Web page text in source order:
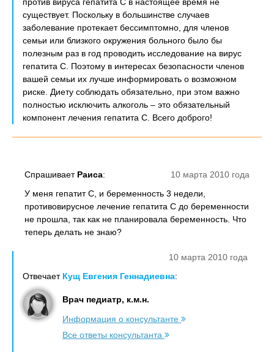
существует. Поскольку в большинстве случаев
заболевание протекает бессимптомно, для членов
семьи или близкого окружения больного было бы
полезным раз в год проводить исследование на вирус
гепатита С. Поэтому в интересах безопасности членов
вашей семьи их лучше информировать о возможном
риске. Диету соблюдать обязательно, при этом важно
полностью исключить алкоголь – это обязательный
компонент лечения гепатита С. Всего доброго!
10 марта 2010 года
Спрашивает Раиса:
У меня гепатит С, и беременность 3 недели,
противовирусное лечение гепатита С до беременности
не прошла, так как не планировала беременность. Что
теперь делать не знаю?
10 марта 2010 года
Отвечает Кущ Евгения Геннадиевна:
Врач педиатр, к.м.н.
Информация о консультанте
Все ответы консультанта